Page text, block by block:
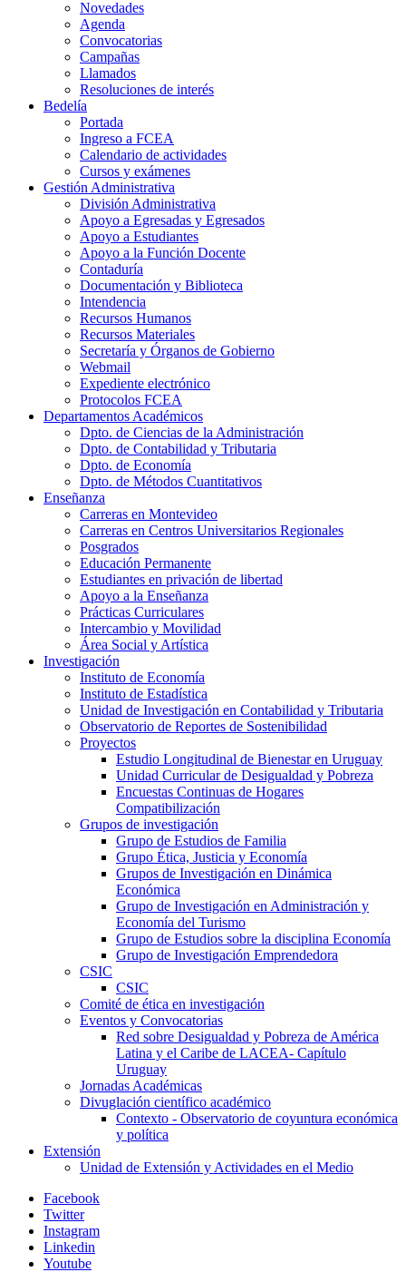
Novedades
Agenda
Convocatorias
Campañas
Llamados
Resoluciones de interés
Bedelía
Portada
Ingreso a FCEA
Calendario de actividades
Cursos y exámenes
Gestión Administrativa
División Administrativa
Apoyo a Egresadas y Egresados
Apoyo a Estudiantes
Apoyo a la Función Docente
Contaduría
Documentación y Biblioteca
Intendencia
Recursos Humanos
Recursos Materiales
Secretaría y Órganos de Gobierno
Webmail
Expediente electrónico
Protocolos FCEA
Departamentos Académicos
Dpto. de Ciencias de la Administración
Dpto. de Contabilidad y Tributaria
Dpto. de Economía
Dpto. de Métodos Cuantitativos
Enseñanza
Carreras en Montevideo
Carreras en Centros Universitarios Regionales
Posgrados
Educación Permanente
Estudiantes en privación de libertad
Apoyo a la Enseñanza
Prácticas Curriculares
Intercambio y Movilidad
Área Social y Artística
Investigación
Instituto de Economía
Instituto de Estadística
Unidad de Investigación en Contabilidad y Tributaria
Observatorio de Reportes de Sostenibilidad
Proyectos
Estudio Longitudinal de Bienestar en Uruguay
Unidad Curricular de Desigualdad y Pobreza
Encuestas Continuas de Hogares
Compatibilización
Grupos de investigación
Grupo de Estudios de Familia
Grupo Ética, Justicia y Economía
Grupos de Investigación en Dinámica
Económica
Grupo de Investigación en Administración y
Economía del Turismo
Grupo de Estudios sobre la disciplina Economía
Grupo de Investigación Emprendedora
CSIC
CSIC
Comité de ética en investigación
Eventos y Convocatorias
Red sobre Desigualdad y Pobreza de América
Latina y el Caribe de LACEA- Capítulo
Uruguay
Jornadas Académicas
Divuglación científico académico
Contexto - Observatorio de coyuntura económica
y política
Extensión
Unidad de Extensión y Actividades en el Medio
Facebook
Twitter
Instagram
Linkedin
Youtube